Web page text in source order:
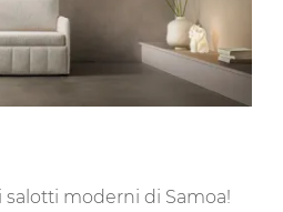
salotti moderni di Samoa!